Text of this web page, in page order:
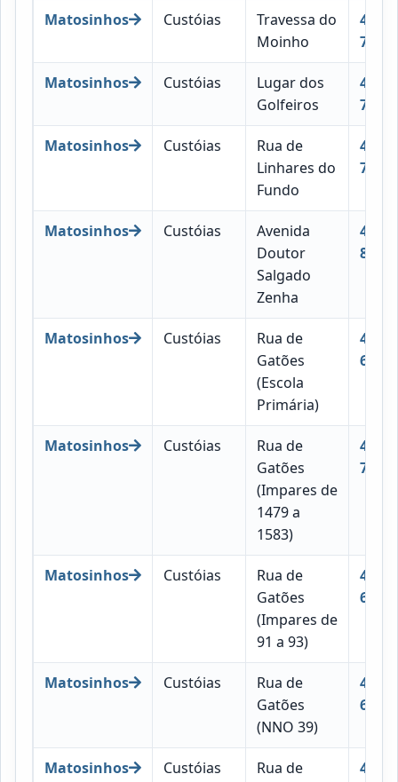
Matosinhos Custóias
Travessa do
Moinho
4460-
759
Matosinhos Custóias
Lugar dos
Golfeiros
4460-
710
Matosinhos Custóias
Rua de
Linhares do
Fundo
4460-
759
Matosinhos Custóias
Avenida
Doutor
Salgado
Zenha
4460-
801
Matosinhos Custóias
Rua de
Gatões
(Escola
Primária)
4460-
656
Matosinhos Custóias
Rua de
Gatões
(Impares de
1479 a
1583)
4460-
745
Matosinhos Custóias
Rua de
Gatões
(Impares de
91 a 93)
4460-
656
Matosinhos Custóias
Rua de
Gatões
(NNO 39)
4460-
656
Matosinhos Custóias
Rua de
4460-